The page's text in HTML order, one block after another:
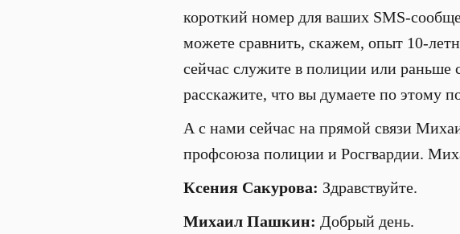
короткий номер для ваших SMS-
можете сравнить, скажем, опыт 10-
сейчас служите в полиции или раньше
расскажите, что вы думаете по этому
А с нами сейчас на прямой связи
профсоюза полиции и Росгвардии.
Ксения Сакурова: Здравствуйте.
Михаил Пашкин: Добрый день.